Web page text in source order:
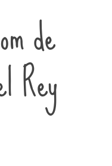
de
Rey